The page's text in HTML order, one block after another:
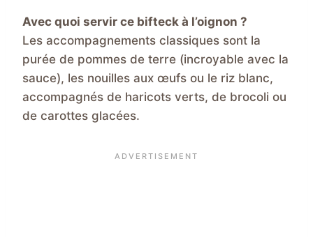
Avec quoi servir ce bifteck à l’oignon ?
Les accompagnements classiques sont la
purée de pommes de terre (incroyable avec la
sauce), les nouilles aux œufs ou le riz blanc,
accompagnés de haricots verts, de brocoli ou
de carottes glacées.